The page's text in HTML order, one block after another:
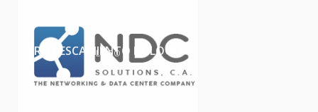
LOGO
REFRESCAMIENTO DE LOGO